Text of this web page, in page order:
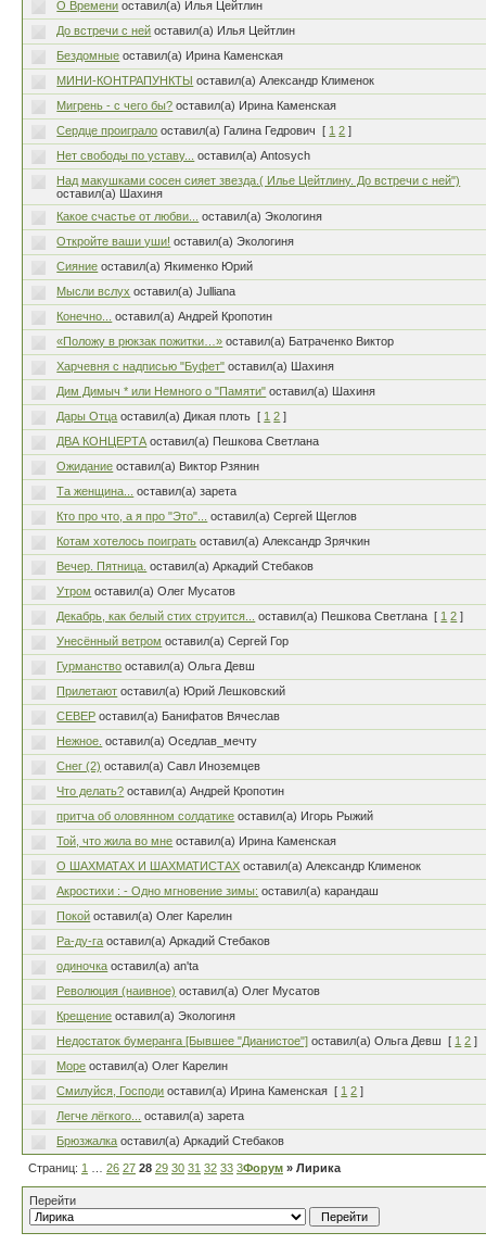
О Времени оставил(а) Илья Цейтлин
До встречи с ней оставил(а) Илья Цейтлин
Бездомные оставил(а) Ирина Каменская
МИНИ-КОНТРАПУНКТЫ оставил(а) Александр Клименок
Мигрень - с чего бы? оставил(а) Ирина Каменская
Сердце проиграло оставил(а) Галина Гедрович [ 1 2 ]
Нет свободы по уставу...
оставил(а) Antosych
Над макушками сосен сияет звезда.( Илье Цейтлину. До встречи с ней")
оставил(а) Шахиня
Какое счастье от любви...
оставил(а) Экологиня
Откройте ваши уши! оставил(а) Экологиня
Сияние оставил(а) Якименко Юрий
Мысли вслух оставил(а) Julliana
Конечно...
оставил(а) Андрей Кропотин
«Положу в рюкзак пожитки…» оставил(а) Батраченко Виктор
Харчевня с надписью "Буфет" оставил(а) Шахиня
Дим Димыч * или Немного о "Памяти" оставил(а) Шахиня
Дары Отца оставил(а) Дикая плоть [ 1 2 ]
ДВА КОНЦЕРТА оставил(а) Пешкова Светлана
Ожидание оставил(а) Виктор Рзянин
Та женщина...
оставил(а) зарета
Кто про что, а я про "Это"...
оставил(а) Сергей Щеглов
Котам хотелось поиграть оставил(а) Александр Зрячкин
Вечер. Пятница. оставил(а) Аркадий Стебаков
Утром оставил(а) Олег Мусатов
Декабрь, как белый стих струится...
оставил(а) Пешкова Светлана [ 1 2 ]
Унесённый ветром оставил(а) Сергей Гор
Гурманство оставил(а) Ольга Девш
Прилетают оставил(а) Юрий Лешковский
СЕВЕР оставил(а) Банифатов Вячеслав
Нежное. оставил(а) Оседлав_мечту
Снег (2) оставил(а) Савл Иноземцев
Что делать? оставил(а) Андрей Кропотин
притча об оловянном солдатике оставил(а) Игорь Рыжий
Той, что жила во мне оставил(а) Ирина Каменская
О ШАХМАТАХ И ШАХМАТИСТАХ оставил(а) Александр Клименок
Акростихи : - Одно мгновение зимы: оставил(а) карандаш
Покой оставил(а) Олег Карелин
Ра-ду-га оставил(а) Аркадий Стебаков
одиночка оставил(а) an'ta
Революция (наивное) оставил(а) Олег Мусатов
Крещение оставил(а) Экологиня
Недостаток бумеранга [Бывшее "Дианистое"] оставил(а) Ольга Девш [ 1 2 ]
Море оставил(а) Олег Карелин
Смилуйся, Господи оставил(а) Ирина Каменская [ 1 2 ]
Легче лёгкого...
оставил(а) зарета
Брюзжалка оставил(а) Аркадий Стебаков
Страниц: 1 26 27 28 29 30 31 32 33 34…80
Форум » Лирика
Перейти